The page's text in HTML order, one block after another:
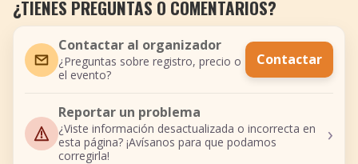
¿TIENES PREGUNTAS O COMENTARIOS?
Contactar al organizador
¿Preguntas sobre registro, precio o
el evento?
Contactar
Reportar un problema
¿Viste información desactualizada o incorrecta en
esta página? ¡Avísanos para que podamos
corregirla!
›